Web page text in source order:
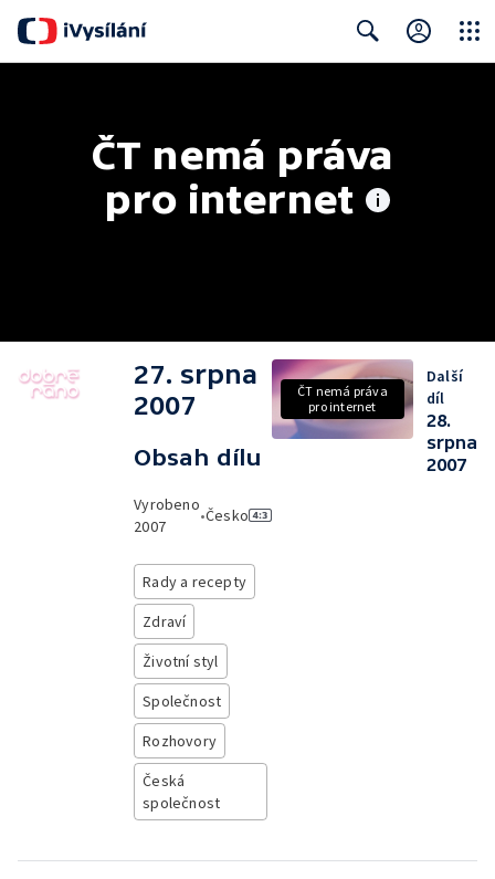
ČT nemá práva
pro internet
27. srpna
2007
Obsah dílu
Vyrobeno
2007
•Česko
Rady a recepty
Zdraví
Životní styl
Společnost
Rozhovory
Česká
společnost
ČT nemá práva
pro internet
Další
díl
28.
srpna
2007